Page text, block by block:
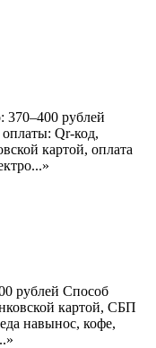
рублей
Qr-код,
картой, оплата
рублей Способ
картой, СБП
навынос, кофе,